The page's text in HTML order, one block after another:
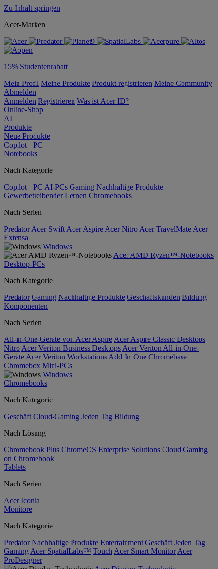
Zu Inhalt springen
Acer-Marken
15% Studentenrabatt
Mein Profil Meine Produkte Produkt registrieren Meine Community
Abmelden
Anmelden Registrieren Was ist Acer ID?
Online-Shop
AI
Produkte
Neue Produkte
Copilot+ PC
Notebooks
Nach Kategorie
Copilot+ PC AI-PCs Gaming Nachhaltige Produkte
Gewerbetreibender Lernen Chromebooks
Nach Serien
Predator Acer Swift Acer Aspire Acer Nitro Acer TravelMate Acer
Extensa
Windows
Acer AMD Ryzen™-Notebooks
Desktop-PCs
Nach Kategorie
Predator Gaming Nachhaltige Produkte Geschäftskunden Bildung
Komponenten
Nach Serien
All-in-One-Geräte von Acer Aspire Acer Aspire Classic Desktops
Nitro Acer Veriton Business Desktops Acer Veriton All-in-One-
Geräte Acer Veriton Workstations Add-In-One Chromebase
Chromebox Mini-PCs
Windows
Chromebooks
Nach Kategorie
Geschäft Cloud-Gaming Jeden Tag Bildung
Nach Lösung
Chromebook Plus ChromeOS Enterprise Solutions Cloud Gaming
on Chromebook
Tablets
Nach Serien
Acer Iconia
Monitore
Nach Kategorie
Predator Nachhaltige Produkte Entertainment Geschäft Jeden Tag
Gaming Acer SpatialLabs™ Touch Acer Smart Monitor Acer
ProDesigner